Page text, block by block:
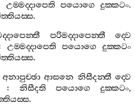
උම‍්මද‍්දාපෙති පයොගෙ දුක‍්කටං.
.
පරිමද‍්දාපෙන‍්තී
ද‍්වෙ
උම‍්මද‍්දාපෙති පයොගෙ
දුක‍්කටං
.
අනාපුච‍්ඡා ආසනෙ නිසීදන‍්තී ද‍්වෙ
: නිසීදති පයොගෙ දුක‍්කටං,
.